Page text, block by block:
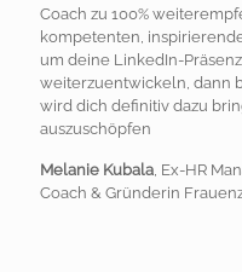
Coach zu 100%
kompetenten,
um deine LinkedIn-
weiterzuentwickeln, dann
wird dich definitiv dazu
auszuschöpfen
Melanie Kubala, Ex-HR
Coach & Gründerin